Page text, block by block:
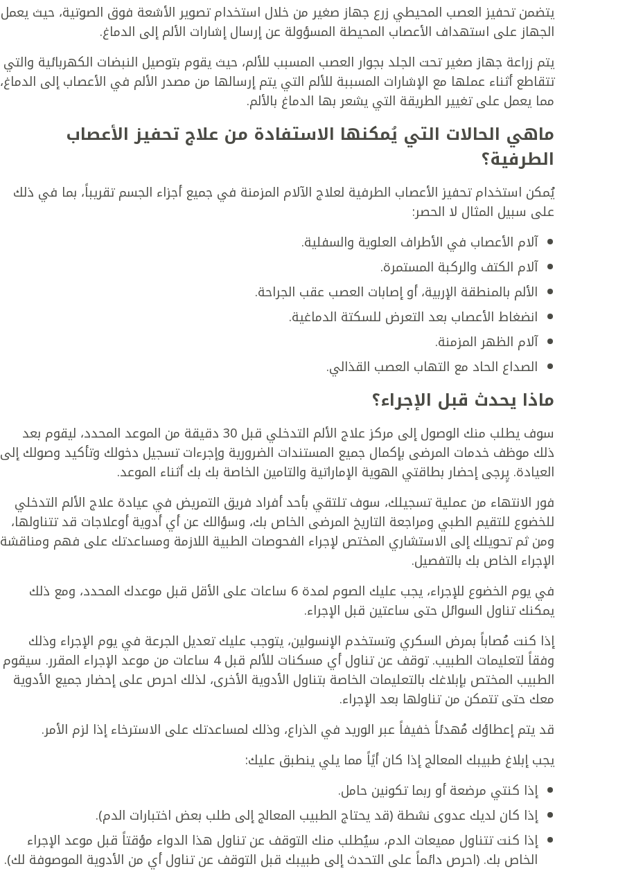
يتضمن تحفيز العصب المحيطي زرع جهاز صغير من خلال استخدام تصوير الأشعة فوق الصوتية، حيث يعمل
الجهاز على استهداف الأعصاب المحيطة المسؤولة عن إرسال إشارات الألم إلى الدماغ.
يتم زراعة جهاز صغير تحت الجلد بجوار العصب المسبب للألم، حيث يقوم بتوصيل النبضات الكهربائية والتي
تتقاطع أثناء عملها مع الإشارات المسببة للألم التي يتم إرسالها من مصدر الألم في الأعصاب إلى الدماغ،
مما يعمل على تغيير الطريقة التي يشعر بها الدماغ بالألم.
ماهي الحالات التي يُمكنها الاستفادة من علاج تحفيز الأعصاب
الطرفية؟
يُمكن استخدام تحفيز الأعصاب الطرفية لعلاج الآلام المزمنة في جميع أجزاء الجسم تقريباً، بما في ذلك
على سبيل المثال لا الحصر:
آلام الأعصاب في الأطراف العلوية والسفلية.
آلام الكتف والركبة المستمرة.
الألم بالمنطقة الإربية، أو إصابات العصب عقب الجراحة.
انضغاط الأعصاب بعد التعرض للسكتة الدماغية.
آلام الظهر المزمنة.
الصداع الحاد مع التهاب العصب القذالي.
ماذا يحدث قبل الإجراء؟
سوف يطلب منك الوصول إلى مركز علاج الألم التدخلي قبل 30 دقيقة من الموعد المحدد، ليقوم بعد
ذلك موظف خدمات المرضى بإكمال جميع المستندات الضرورية وإجرءات تسجيل دخولك وتأكيد وصولك إلى
العيادة. يٍرجى إحضار بطاقتي الهوية الإماراتية والتامين الخاصة بك بك أثناء الموعد.
فور الانتهاء من عملية تسجيلك، سوف تلتقي بأحد أفراد فريق التمريض في عيادة علاج الألم التدخلي
للخضوع للتقيم الطبي ومراجعة التاريخ المرضى الخاص بك، وسؤالك عن أي أدوية أوعلاجات قد تتناولها،
ومن ثم تحويلك إلى الاستشاري المختص لإجراء الفحوصات الطبية اللازمة ومساعدتك على فهم ومناقشة
الإجراء الخاص بك بالتفصيل.
في يوم الخضوع للإجراء، يجب عليك الصوم لمدة 6 ساعات على الأقل قبل موعدك المحدد، ومع ذلك
يمكنك تناول السوائل حتى ساعتين قبل الإجراء.
إذا كنت مُصاباً بمرض السكري وتستخدم الإنسولين، يتوجب عليك تعديل الجرعة في يوم الإجراء وذلك
وفقاً لتعليمات الطبيب. توقف عن تناول أي مسكنات للألم قبل 4 ساعات من موعد الإجراء المقرر. سيقوم
الطبيب المختص بإبلاغك بالتعليمات الخاصة بتناول الأدوية الأخرى، لذلك احرص على إحضار جميع الأدوية
معك حتى تتمكن من تناولها بعد الإجراء.
قد يتم إعطاؤك مُهدئاً خفيفاً عبر الوريد في الذراع، وذلك لمساعدتك على الاسترخاء إذا لزم الأمر.
يجب إبلاغ طبيبك المعالج إذا كان أيًاً مما يلي ينطبق عليك:
إذا كنتي مرضعة أو ربما تكونين حامل.
إذا كان لديك عدوى نشطة (قد يحتاج الطبيب المعالج إلى طلب بعض اختبارات الدم).
إذا كنت تتناول مميعات الدم، سيُطلب منك التوقف عن تناول هذا الدواء مؤقتاً قبل موعد الإجراء
الخاص بك. (احرص دائماً على التحدث إلى طبيبك قبل التوقف عن تناول أي من الأدوية الموصوفة لك).